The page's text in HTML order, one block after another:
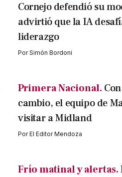
Cornejo defendió su
advirtió que la IA
liderazgo
PorSimón Bordoni
Primera Nacional.
cambio, el equipo de
visitar a Midland
PorEl Editor Mendoza
Frío matinal y alertas.